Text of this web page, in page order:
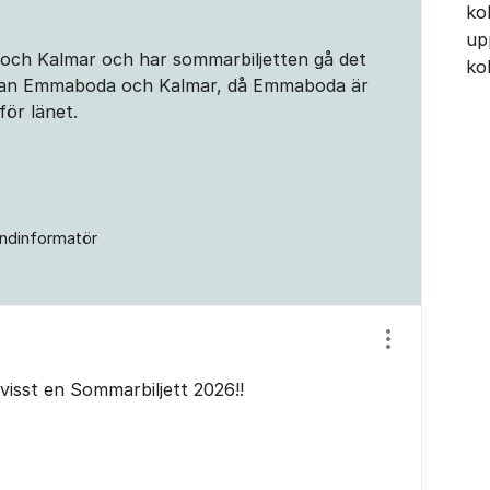
Kalmar och har sommarbiljetten gå det
Emmaboda och Kalmar, då Emmaboda är
länet.
en Sommarbiljett 2026!!
Visa/dölj